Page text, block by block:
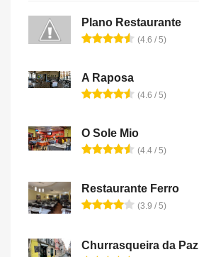
Plano Restaurante
(4.6 / 5)
A Raposa
(4.6 / 5)
O Sole Mio
(4.4 / 5)
Restaurante Ferro
(3.9 / 5)
Churrasqueira da Paz